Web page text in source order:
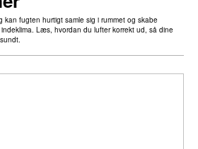
kan fugten hurtigt samle sig i rummet og skabe
Læs, hvordan du lufter korrekt ud, så dine